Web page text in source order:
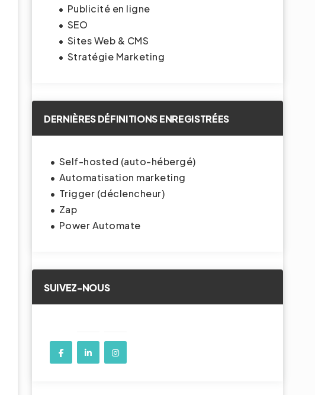
Publicité en ligne
SEO
Sites Web & CMS
Stratégie Marketing
DERNIÈRES DÉFINITIONS ENREGISTRÉES
Self-hosted (auto-hébergé)
Automatisation marketing
Trigger (déclencheur)
Zap
Power Automate
SUIVEZ-NOUS